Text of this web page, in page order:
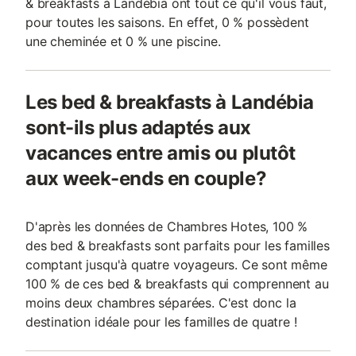
& breakfasts à Landébia ont tout ce qu'il vous faut,
pour toutes les saisons. En effet, 0 % possèdent
une cheminée et 0 % une piscine.
Les bed & breakfasts à Landébia
sont-ils plus adaptés aux
vacances entre amis ou plutôt
aux week-ends en couple?
D'après les données de Chambres Hotes, 100 %
des bed & breakfasts sont parfaits pour les familles
comptant jusqu'à quatre voyageurs. Ce sont même
100 % de ces bed & breakfasts qui comprennent au
moins deux chambres séparées. C'est donc la
destination idéale pour les familles de quatre !